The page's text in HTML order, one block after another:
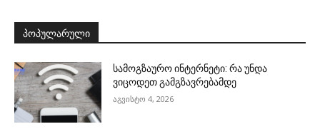
ᲞᲝᲞᲣᲚᲐᲠᲣᲚᲘ
სამოგზაურო ინტერნეტი: რა უნდა
ვიცოდეთ გამგზავრებამდე
აგვისტო 4, 2026